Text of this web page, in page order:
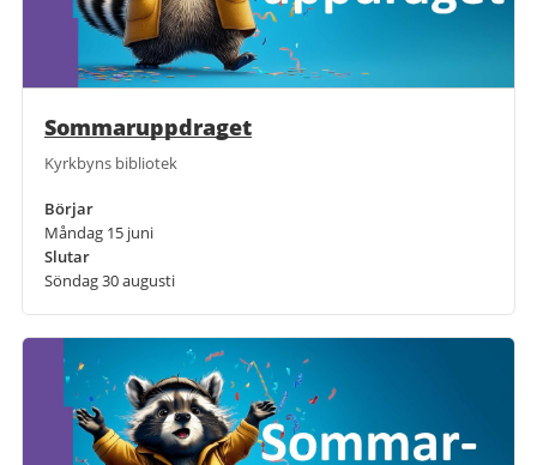
Sommaruppdraget
Kyrkbyns bibliotek
Börjar
Måndag 15 juni
Slutar
Söndag 30 augusti